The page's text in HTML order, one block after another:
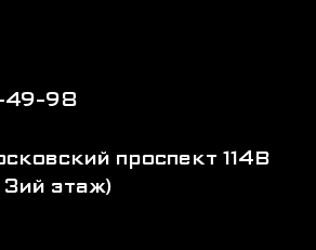
49-98
проспект 114В
этаж)